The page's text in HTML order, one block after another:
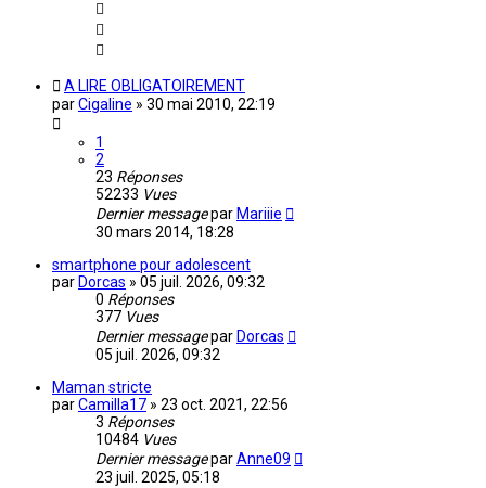
A LIRE OBLIGATOIREMENT
parCigaline » 30 mai 2010, 22:19
1
2
23 Réponses
52233 Vues
Dernier messagepar Mariiie
30 mars 2014, 18:28
smartphone pour adolescent
par Dorcas » 05 juil. 2026, 09:32
0 Réponses
377 Vues
Dernier messagepar Dorcas
05 juil. 2026, 09:32
Maman stricte
parCamilla17 » 23 oct. 2021, 22:56
3 Réponses
10484 Vues
Dernier messageparAnne09
23 juil. 2025, 05:18